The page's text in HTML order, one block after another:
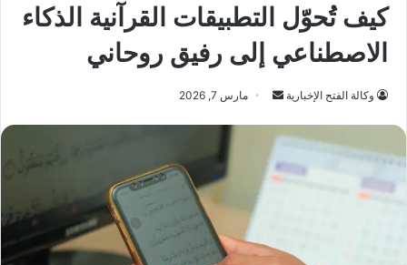
كيف تُحوّل التطبيقات القرآنية الذكاء
الاصطناعي إلى رفيق روحاني
وكالة الفتح الإخبارية
أرسل مارس 7, 2026